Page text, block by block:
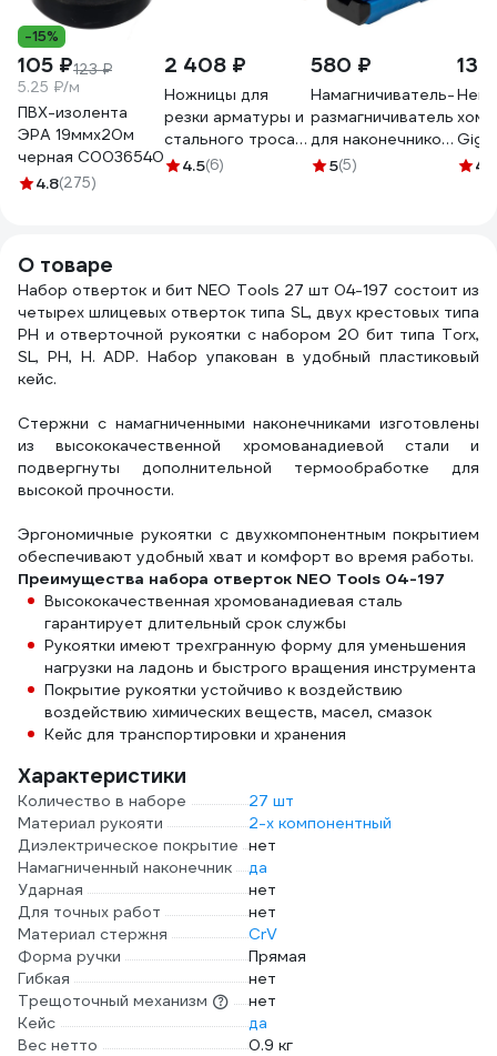
-15%
105 ₽123 ₽
5.25 ₽/м
ПВХ-изолента
ЭРА 19ммх20м
черная C0036540
4.8(275)
2 408 ₽
Ножницы для
резки арматуры и
стального троса
NEO Tools 190 мм
4.5(6)
580 ₽
Намагничиватель-
размагничиватель
для наконечников
KING TONY 76MBH
5(5) 4.2
О товаре
Набор отверток и бит NEO Tools 27 шт 04-197 состоит из
четырех шлицевых отверток типа SL, двух крестовых типа
PH и отверточной рукоятки с набором 20 бит типа Torx,
SL, PH, H. ADP. Набор упакован в удобный пластиковый
кейс.
Стержни с намагниченными наконечниками изготовлены
из высококачественной хромованадиевой стали и
подвергнуты дополнительной термообработке для
высокой прочности.
Эргономичные рукоятки с двухкомпонентным покрытием
обеспечивают удобный хват и комфорт во время работы.
Преимущества набора отверток NEO Tools 04-197
Высококачественная хромованадиевая сталь
гарантирует длительный срок службы
Рукоятки имеют трехгранную форму для уменьшения
нагрузки на ладонь и быстрого вращения инструмента
Покрытие рукоятки устойчиво к воздействию
воздействию химических веществ, масел, смазок
Кейс для транспортировки и хранения
Характеристики
Количество в наборе
27 шт
Материал рукояти
2-х компонентный
Диэлектрическое покрытие нет
Намагниченный наконечник
да
Ударная
нет
Для точных работ
нет
Материал стержня
CrV
Форма ручки
Прямая
Гибкая
нет
Трещоточный механизм
нет
Кейс
да
Вес нетто
0.9 кг